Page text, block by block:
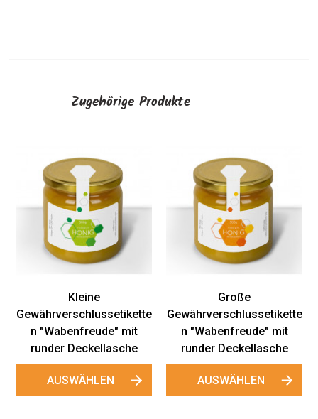
Zugehörige Produkte
Kleine
Gewährverschlussetikette
n "Wabenfreude" mit
runder Deckellasche
AUSWÄHLEN
Große
Gewährverschlussetikette
n "Wabenfreude" mit
runder Deckellasche
AUSWÄHLEN